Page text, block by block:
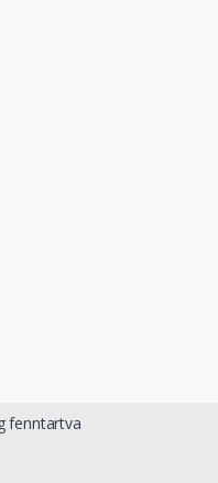
fenntartva